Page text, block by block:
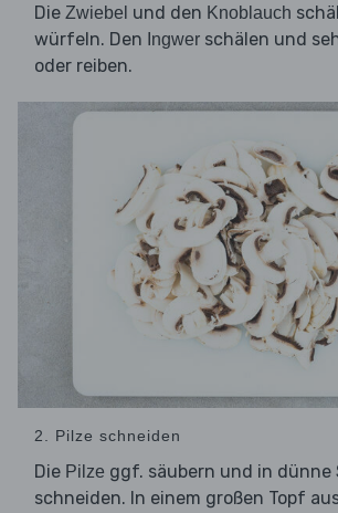
Die Zwiebel und den Knoblauch
würfeln. Den Ingwer schälen und
oder reiben.
2. Pilze schneiden
Die Pilze ggf. säubern und in dünne
schneiden. In einem großen Topf